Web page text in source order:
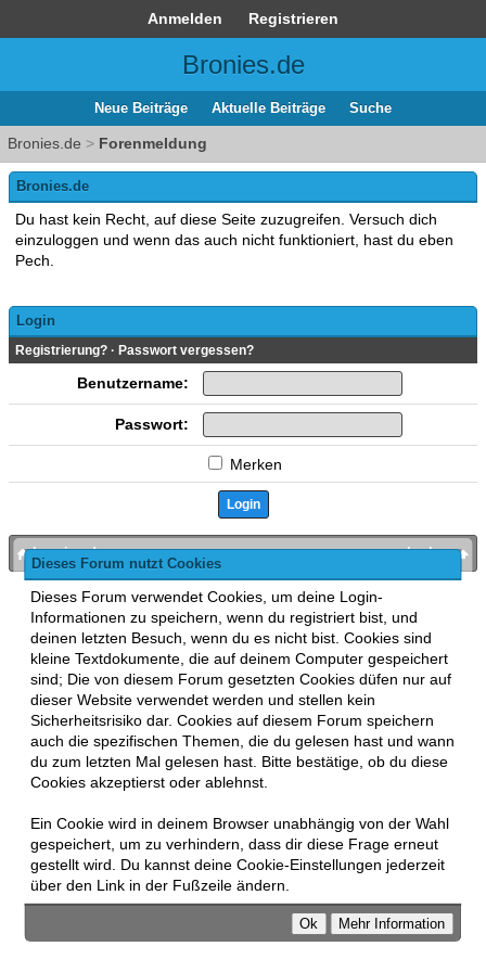
Anmelden Registrieren
Bronies.de
Neue Beiträge Aktuelle Beiträge Suche
Bronies.de > Forenmeldung
Dieses Forum nutzt Cookies
Dieses Forum verwendet Cookies, um deine Login-
Informationen zu speichern, wenn du registriert bist, und
deinen letzten Besuch, wenn du es nicht bist. Cookies sind
kleine Textdokumente, die auf deinem Computer gespeichert
sind; Die von diesem Forum gesetzten Cookies düfen nur auf
dieser Website verwendet werden und stellen kein
Sicherheitsrisiko dar. Cookies auf diesem Forum speichern
auch die spezifischen Themen, die du gelesen hast und wann
du zum letzten Mal gelesen hast. Bitte bestätige, ob du diese
Cookies akzeptierst oder ablehnst.
Ein Cookie wird in deinem Browser unabhängig von der Wahl
gespeichert, um zu verhindern, dass dir diese Frage erneut
gestellt wird. Du kannst deine Cookie-Einstellungen jederzeit
über den Link in der Fußzeile ändern.
Bronies.de
Du hast kein Recht, auf diese Seite zuzugreifen. Versuch dich
einzuloggen und wenn das auch nicht funktioniert, hast du eben
Pech.
Login
Registrierung? · Passwort vergessen?
Benutzername:
Passwort:
Merken
nach oben
bronies.de
MyBB , mobile Fassung: MyBB GoMobile
Zur Desktop-Version wechseln
This forum usesLukasz TkaczMyBB addons.